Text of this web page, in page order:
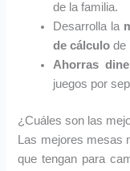
de la familia.
Desarrolla la
de cálculo de
Ahorras
juegos por
¿Cuáles son las
Las mejores mesas
que tengan para